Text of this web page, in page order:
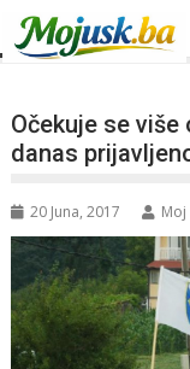
Očekuje se više
danas
20 Juna, 2017 Moj